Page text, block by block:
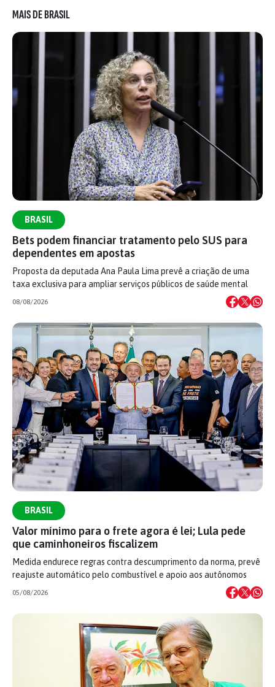
MAIS DE BRASIL
BRASIL
Bets podem financiar tratamento pelo SUS para
dependentes em apostas
Proposta da deputada Ana Paula Lima prevê a criação de uma
taxa exclusiva para ampliar serviços públicos de saúde mental
08/08/2026
BRASIL
Valor mínimo para o frete agora é lei; Lula pede
que caminhoneiros fiscalizem
Medida endurece regras contra descumprimento da norma, prevê
reajuste automático pelo combustível e apoio aos autônomos
05/08/2026